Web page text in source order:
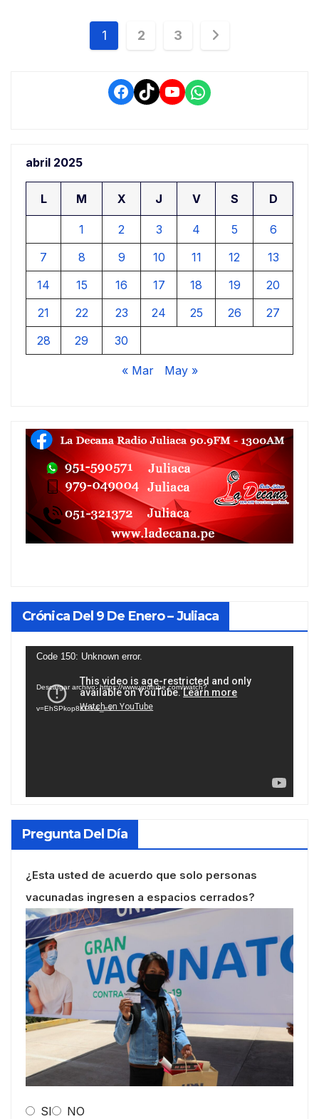
Navegación
entradas
1 2 3
Facebook
TikTokYouTube
WhatsApp
abril 2025
L M X J V S D
1 2 3 4 5
6
7
8 9 10 11 12
13
14
15 16 17 18 19
20
21
22 23 24 25 26
27
28
29 30
« Mar May »
Crónica Del 9 De Enero – Juliaca
Reproductor
vídeo
Code 150: Unknown error.
Descargar archivo: https://www.youtube.com/watch?
v=EhSPkop8KPY&_=1
Pregunta Del Día
¿Esta usted de acuerdo que solo personas
vacunadas ingresen a espacios cerrados?
SI NO